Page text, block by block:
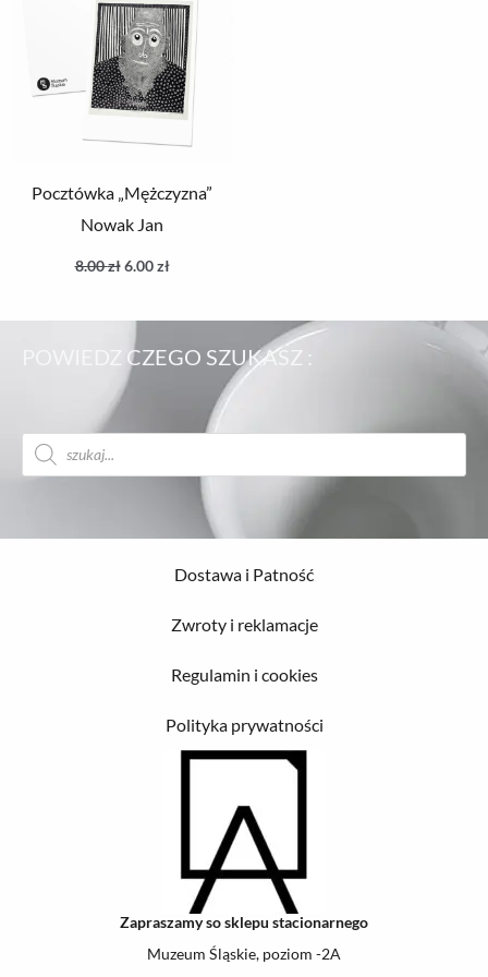
Pocztówka „Mężczyzna”
Nowak Jan
8.00zł 6.00zł
POWIEDZ CZEGO SZUKASZ :
Wyszukiwarka
produktów
Dostawa i Patność
Zwroty i reklamacje
Regulamin i cookies
Polityka prywatności
Zapraszamy so sklepu stacionarnego
Muzeum Śląskie, poziom -2A